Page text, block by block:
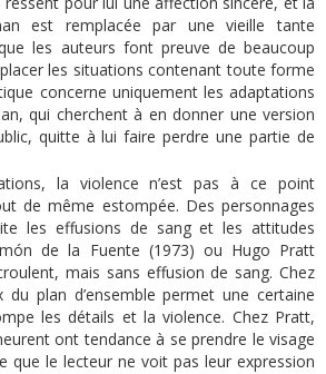
est remplacée par une vieille tante
les auteurs font preuve de beaucoup
les situations contenant toute forme
concerne uniquement les adaptations
qui cherchent à en donner une version
quitte à lui faire perdre une partie de
la violence n’est pas à ce point
de même estompée. Des personnages
les effusions de sang et les attitudes
de la Fuente (1973) ou Hugo Pratt
mais sans effusion de sang. Chez
plan d’ensemble permet une certaine
les détails et la violence. Chez Pratt,
ont tendance à se prendre le visage
que le lecteur ne voit pas leur expression